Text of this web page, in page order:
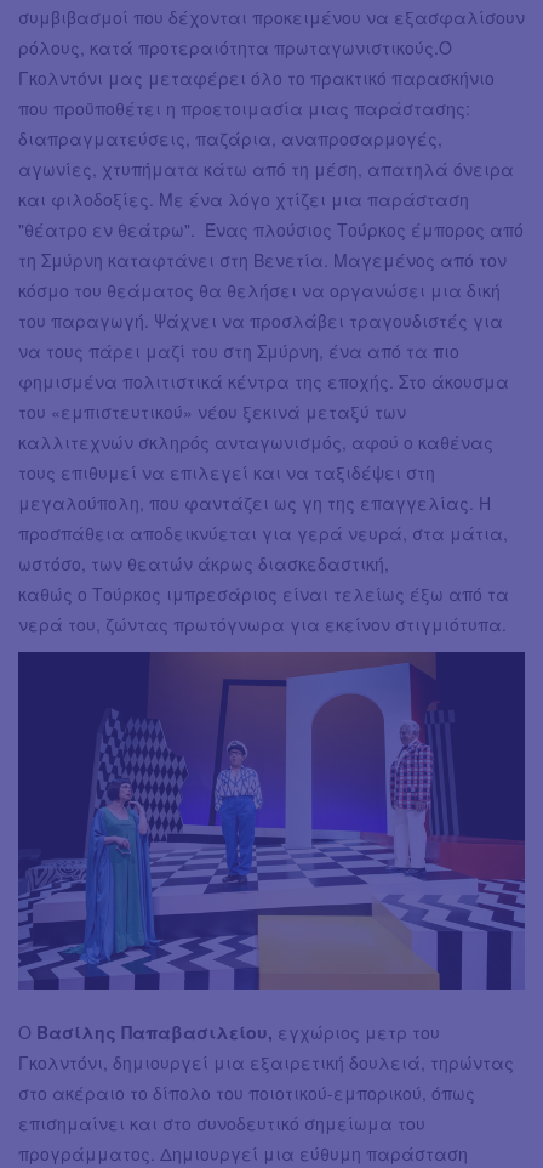
συμβιβασμοί που δέχονται προκειμένου να εξασφαλίσουν
ρόλους, κατά προτεραιότητα πρωταγωνιστικούς.Ο
Γκολντόνι μας μεταφέρει όλο το πρακτικό παρασκήνιο
που προϋποθέτει η προετοιμασία μιας παράστασης:
διαπραγματεύσεις, παζάρια, αναπροσαρμογές,
αγωνίες, χτυπήματα κάτω από τη μέση, απατηλά όνειρα
και φιλοδοξίες. Με ένα λόγο χτίζει μια παράσταση
"θέατρο εν θεάτρω". Ένας πλούσιος Τούρκος έμπορος από
τη Σμύρνη καταφτάνει στη Βενετία. Μαγεμένος από τον
κόσμο του θεάματος θα θελήσει να οργανώσει μια δική
του παραγωγή. Ψάχνει να προσλάβει τραγουδιστές για
να τους πάρει μαζί του στη Σμύρνη, ένα από τα πιο
φημισμένα πολιτιστικά κέντρα της εποχής. Στο άκουσμα
του «εμπιστευτικού» νέου ξεκινά μεταξύ των
καλλιτεχνών σκληρός ανταγωνισμός, αφού ο καθένας
τους επιθυμεί να επιλεγεί και να ταξιδέψει στη
μεγαλούπολη, που φαντάζει ως γη της επαγγελίας. Η
προσπάθεια αποδεικνύεται για γερά νευρά, στα μάτια,
ωστόσο, των θεατών άκρως διασκεδαστική,
καθώς ο Τούρκος ιμπρεσάριος είναι τελείως έξω από τα
νερά του, ζώντας πρωτόγνωρα για εκείνον στιγμιότυπα.
Ο Βασίλης Παπαβασιλείου, εγχώριος μετρ του
Γκολντόνι, δημιουργεί μια εξαιρετική δουλειά, τηρώντας
στο ακέραιο το δίπολο του ποιοτικού-εμπορικού, όπως
επισημαίνει και στο συνοδευτικό σημείωμα του
προγράμματος. Δημιουργεί μια εύθυμη παράσταση